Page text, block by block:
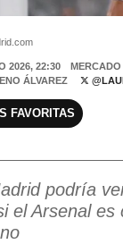
2026, 22:30
MERCADO
ÁLVAREZ
FAVORITAS
podría
el Arsenal